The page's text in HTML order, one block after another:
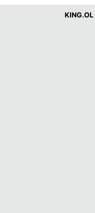
KING.OL